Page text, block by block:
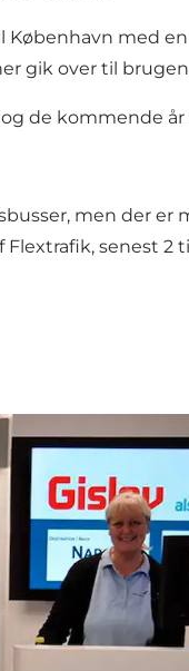
København med
gik over til
de kommende
men der
Flextrafik, senest 2